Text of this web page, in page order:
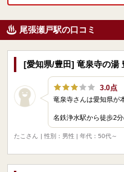
尾張瀬戸駅の口コミ
[愛知県/豊田] 竜泉寺の湯
3.0点
竜泉寺さん
名鉄浄水駅から徒歩2
たこさん
| 性別：男性 | 年代：50代～